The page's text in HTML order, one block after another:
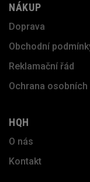
NÁKUP
Doprava
Obchodní
Reklamační řád
Ochrana osobních
HQH
O nás
Kontakt